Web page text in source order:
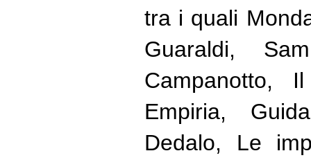
tra i quali
Guaraldi,
Campanotto,
Empiria,
Dedalo, Le